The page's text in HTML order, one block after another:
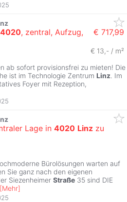
4020, zentral, Aufzug,
€ 717,99
€ 13,- / m²
ab sofort provisionsfrei zu mieten! Die
ist im Technologie Zentrum Linz. Im
Foyer mit Rezeption,
Lage in 4020 Linz zu
Bürolösungen warten auf
Sie ganz nach den eigenen
Siezenheimer Straße 35 sind DIE
[Mehr]